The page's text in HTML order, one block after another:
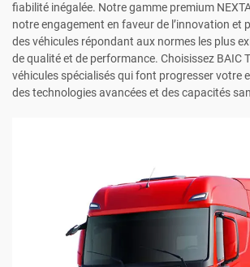
fiabilité inégalée. Notre gamme premium
notre engagement en faveur de l’innovation et
des véhicules répondant aux normes les plus
de qualité et de performance. Choisissez BAIC
véhicules spécialisés qui font progresser votre
des technologies avancées et des capacités